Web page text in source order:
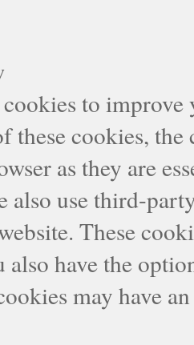
cookies to
these cookies,
as they are
also use third-
These
also have the
may have